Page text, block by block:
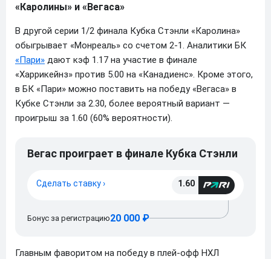
«Каролины» и «Вегаса»
В другой серии 1/2 финала Кубка Стэнли «Каролина»
обыгрывает «Монреаль» со счетом 2-1. Аналитики БК
«Пари» дают кэф 1.17 на участие в финале
«Харрикейнз» против 5.00 на «Канадиенс». Кроме этого,
в БК «Пари» можно поставить на победу «Вегаса» в
Кубке Стэнли за 2.30, более вероятный вариант —
проигрыш за 1.60 (60% вероятности).
Вегас проиграет в финале Кубка Стэнли
Сделать ставку › 1.60
Бонус за регистрацию20 000 ₽
Главным фаворитом на победу в плей-офф НХЛ